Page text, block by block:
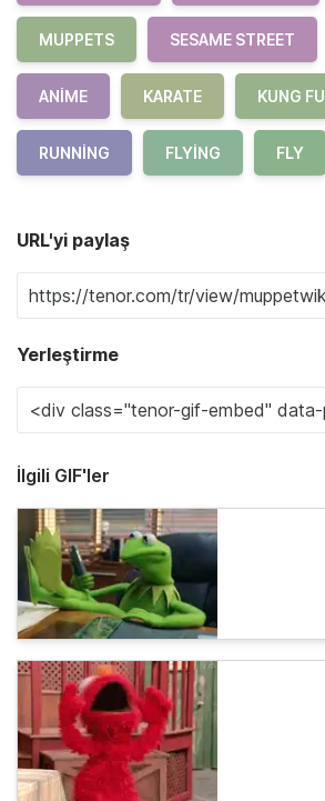
MUPPETS SESAME STREET
ANIME KARATE KUNG FU
RUNNING FLYING FLY
URL'yi paylaş
Yerleştirme
İlgili GIF'ler